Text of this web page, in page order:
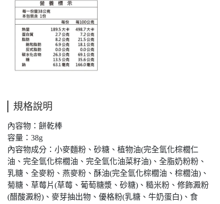
規格說明
內容物：餅乾棒
容量：38g
內容物成分：小麥麵粉、砂糖、植物油(完全氫化棕櫚仁
油、完全氫化棕櫚油、完全氫化油菜籽油)、全脂奶粉粉、
乳糖、全麥粉、燕麥粉、酥油(完全氫化棕櫚油、棕櫚油)、
菊糖、草莓片(草莓、葡萄糖漿、砂糖)、糙米粉、修飾澱粉
(醋酸澱粉)、麥芽抽出物、優格粉(乳糖、牛奶蛋白)、食